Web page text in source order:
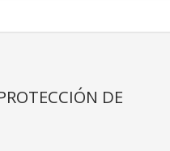
DE